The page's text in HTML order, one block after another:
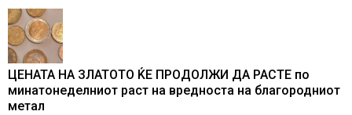
ЦЕНАТА НА ЗЛАТОТО ЌЕ ПРОДОЛЖИ ДА РАСТЕ по
минатонеделниот раст на вредноста на благородниот
метал